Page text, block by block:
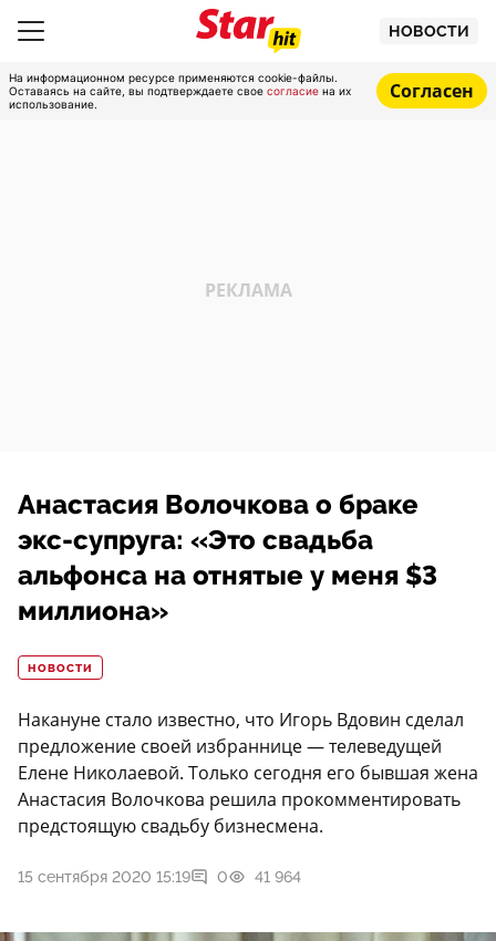
НОВОСТИ
На информационном ресурсе применяются cookie-файлы.
Оставаясь на сайте, вы подтверждаете свое согласие на их
использование.
Согласен
Анастасия Волочкова о браке
экс-супруга: «Это свадьба
альфонса на отнятые у меня $3
миллиона»
НОВОСТИ
Накануне стало известно, что Игорь Вдовин сделал
предложение своей избраннице — телеведущей
Елене Николаевой. Только сегодня его бывшая жена
Анастасия Волочкова решила прокомментировать
предстоящую свадьбу бизнесмена.
15 сентября 2020 15:19 0 41 964